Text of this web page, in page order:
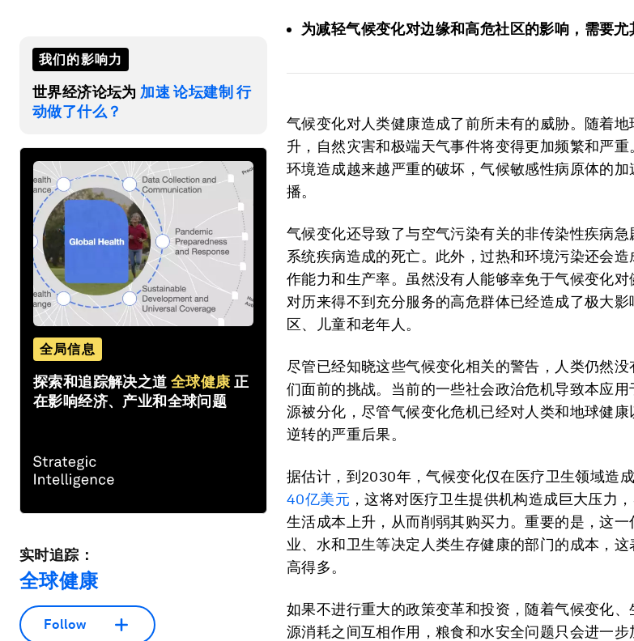
我们的影响力
世界经济论坛为 加速 论坛建制 行
动做了什么？
全局信息
探索和追踪解决之道 全球健康 正
在影响经济、产业和全球问题
实时追踪：
全球健康
Follow
为减轻气候变化对边缘和高危社区的影响，需要尤
气候变化对人类健康造成了前所未有的威胁。随着
升，自然灾害和极端天气事件将变得更加频繁和严
环境造成越来越严重的破坏，气候敏感性病原体的
播。
气候变化还导致了与空气污染有关的非传染性疾病
系统疾病造成的死亡。此外，过热和环境污染还会
作能力和生产率。虽然没有人能够幸免于气候变化
对历来得不到充分服务的高危群体已经造成了极大
区、儿童和老年人。
尽管已经知晓这些气候变化相关的警告，人类仍然
们面前的挑战。当前的一些社会政治危机导致本应
源被分化，尽管气候变化危机已经对人类和地球健
逆转的严重后果。
据估计，到2030年，气候变化仅在医疗卫生领域造
40亿美元 ，这将对医疗卫生提供机构造成巨大压力
生活成本上升，从而削弱其购买力。重要的是，这
业、水和卫生等决定人类生存健康的部门的成本，
高得多。
如果不进行重大的政策变革和投资，随着气候变化
源消耗之间互相作用，粮食和水安全问题只会进一